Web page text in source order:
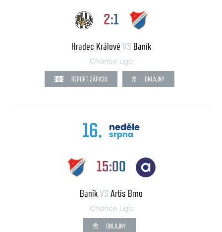
2:1
Hradec Králové VS Baník
Chance Liga
REPORT ZÁPASU ONLAJNY
16. neděle
srpna
15:00
BaníkVS Artis Brno
Chance Liga
ONLAJNY